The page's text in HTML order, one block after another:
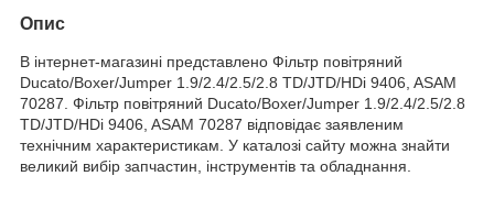
Опис
В інтернет-магазині представлено Фільтр повітряний
Ducato/Boxer/Jumper 1.9/2.4/2.5/2.8 TD/JTD/HDi 9406, ASAM
70287. Фільтр повітряний Ducato/Boxer/Jumper 1.9/2.4/2.5/2.8
TD/JTD/HDi 9406, ASAM 70287 відповідає заявленим
технічним характеристикам. У каталозі сайту можна знайти
великий вибір запчастин, інструментів та обладнання.